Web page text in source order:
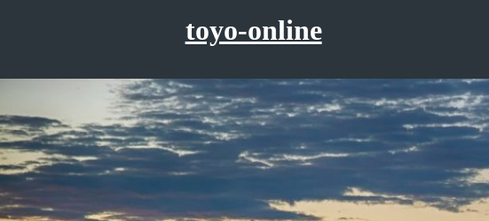
へ
ス
キ
ッ
プ
toyo-online